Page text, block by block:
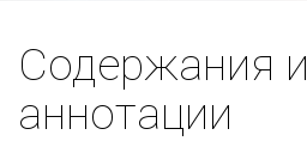
Содержания и
аннотации